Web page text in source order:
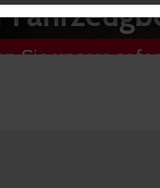
Sie unsere